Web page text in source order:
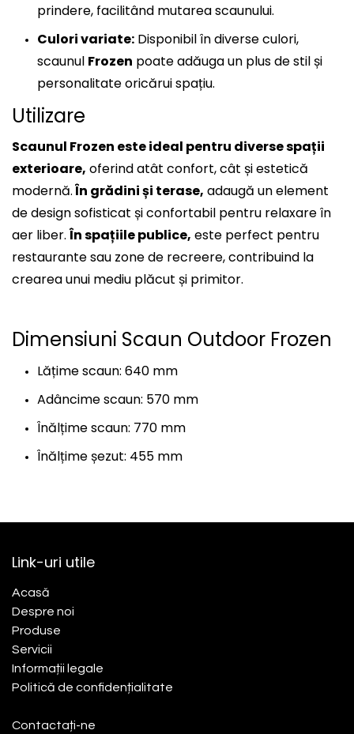
prindere, facilitând mutarea scaunului.
Culori variate: Disponibil în diverse culori,
scaunul Frozen poate adăuga un plus de stil și
personalitate oricărui spațiu.
Utilizare
Scaunul Frozen este ideal pentru diverse spații
exterioare, oferind atât confort, cât și estetică
modernă.În grădini și terase, adaugă un element
de design sofisticat și confortabil pentru relaxare în
aer liber. În spațiile publice, este perfect pentru
restaurante sau zone de recreere, contribuind la
crearea unui mediu plăcut și primitor.
Dimensiuni Scaun Outdoor Frozen
Lățime scaun: 640 mm
Adâncime scaun: 570 mm
Înălțime scaun: 770 mm
Înălțime șezut: 455 mm
Link-uri utile
Acasă​
Despre noi
Produse
Servicii
Informații legale
Politică de confidențialitate
Contactați-ne